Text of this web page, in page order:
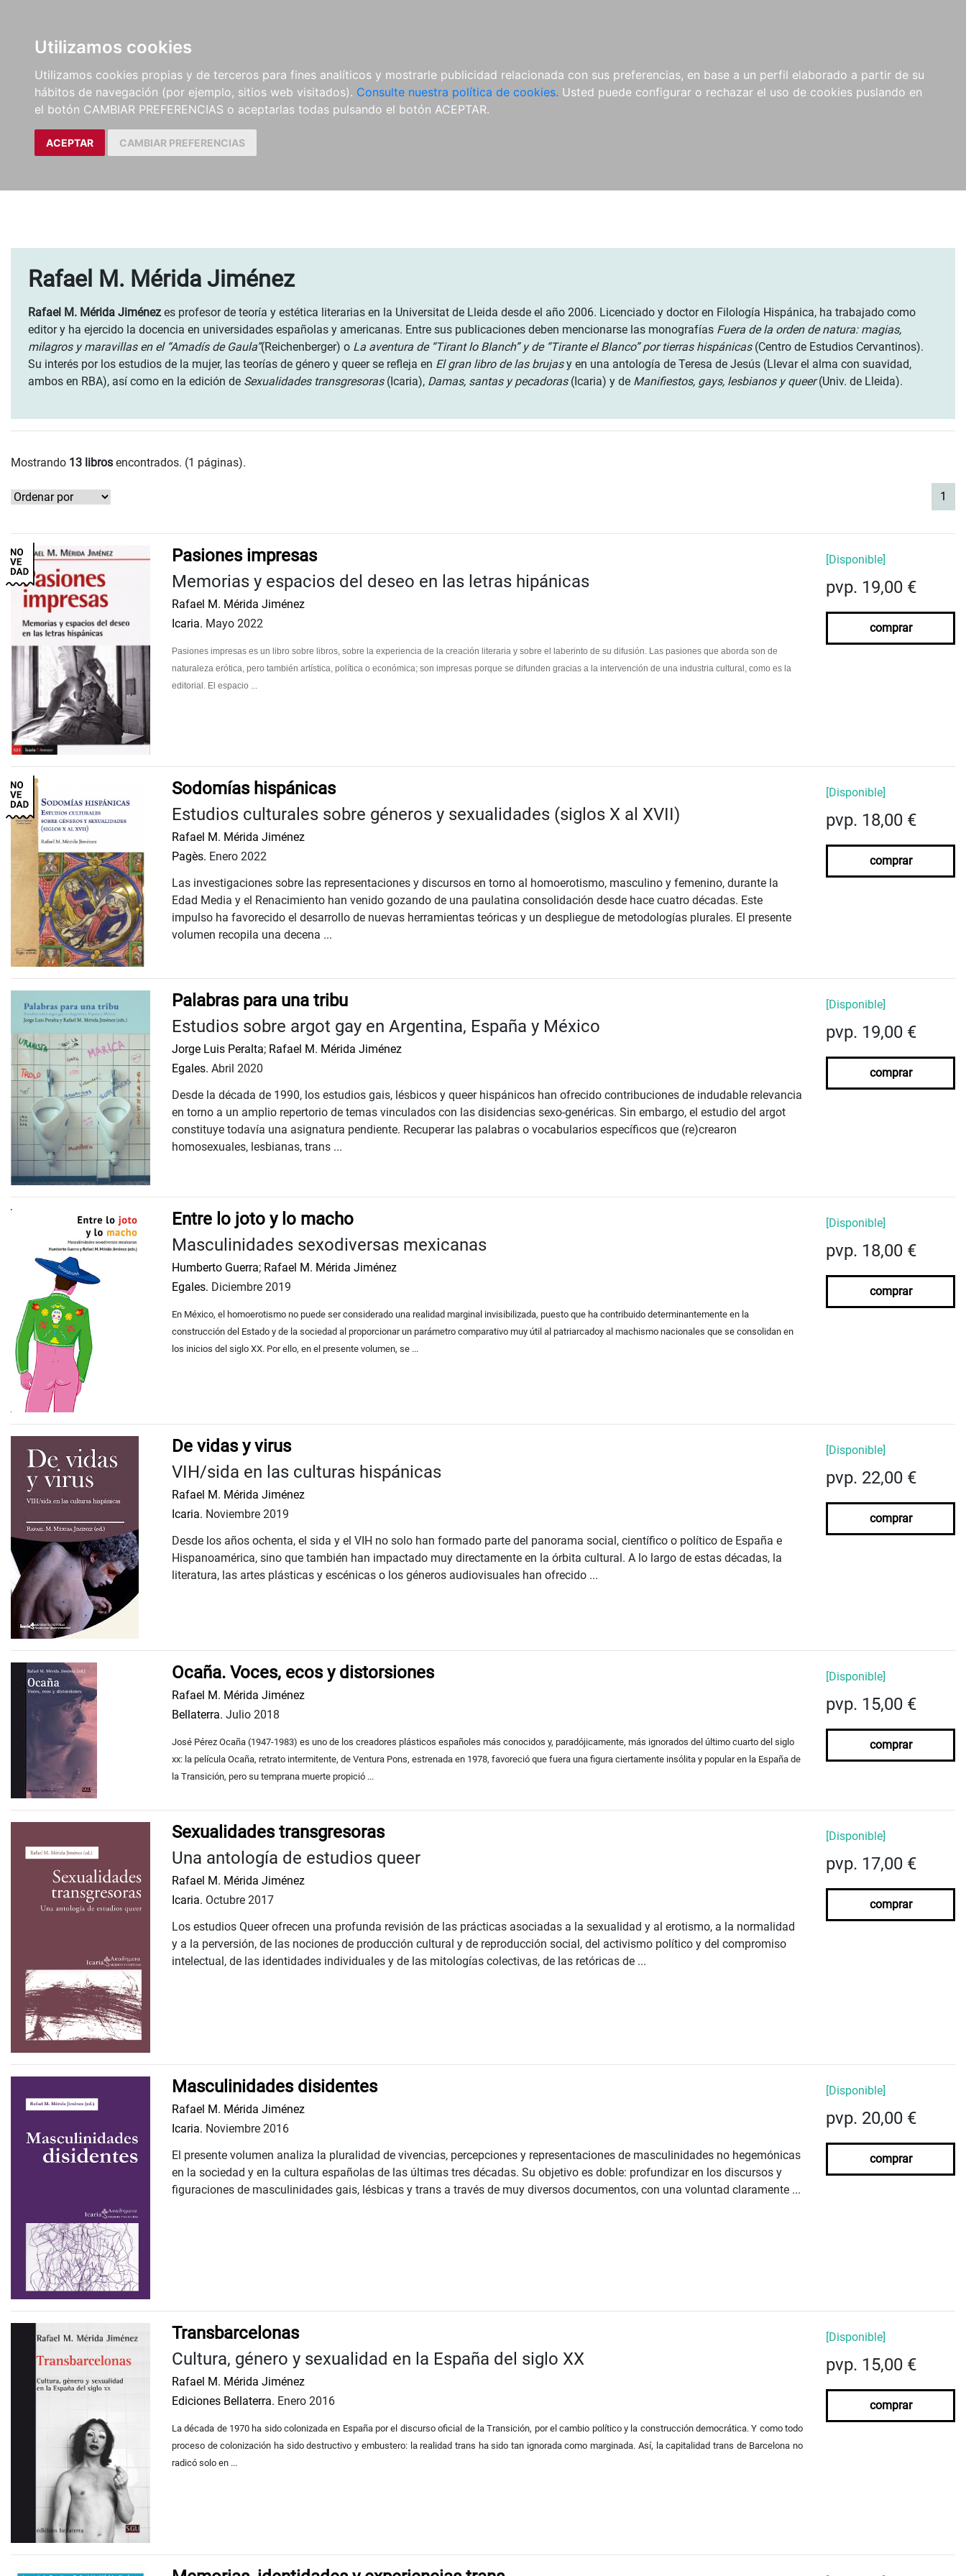
Utilizamos cookies
Utilizamos cookies propias y de terceros para fines analíticos y mostrarle publicidad relacionada con sus preferencias, en base a un perfil elaborado a partir de su
hábitos de navegación (por ejemplo, sitios web visitados). Consulte nuestra política de cookies. Usted puede configurar o rechazar el uso de cookies puslando en
el botón CAMBIAR PREFERENCIAS o aceptarlas todas pulsando el botón ACEPTAR.
ACEPTAR CAMBIAR PREFERENCIAS
Rafael M. Mérida Jiménez
Rafael M. Mérida Jiménez es profesor de teoría y estética literarias en la Universitat de Lleida desde el año 2006. Licenciado y doctor en Filología Hispánica, ha trabajado como
editor y ha ejercido la docencia en universidades españolas y americanas. Entre sus publicaciones deben mencionarse las monografías Fuera de la orden de natura: magias,
milagros y maravillas en el “Amadís de Gaula”(Reichenberger) o La aventura de “Tirant lo Blanch” y de “Tirante el Blanco” por tierras hispánicas(Centro de Estudios Cervantinos).
Su interés por los estudios de la mujer, las teorías de género y queer se refleja en El gran libro de las brujasy en una antología de Teresa de Jesús (Llevar el alma con suavidad,
ambos en RBA), así como en la edición de Sexualidades transgresoras(Icaria), Damas, santas y pecadoras(Icaria) y de Manifiestos, gays, lesbianos y queer(Univ. de Lleida).
Mostrando 13 libros encontrados. (1 páginas).
1
Pasiones impresas
Memorias y espacios del deseo en las letras hipánicas
Rafael M. Mérida Jiménez
Icaria. Mayo 2022
Pasiones impresas es un libro sobre libros, sobre la experiencia de la creación literaria y sobre el laberinto de su difusión. Las pasiones que aborda son de
naturaleza erótica, pero también artística, política o económica; son impresas porque se difunden gracias a la intervención de una industria cultural, como es la
editorial. El espacio ...
[Disponible]
pvp. 19,00 €
comprar
Sodomías hispánicas
Estudios culturales sobre géneros y sexualidades (siglos X al XVII)
Rafael M. Mérida Jiménez
Pagès. Enero 2022
Las investigaciones sobre las representaciones y discursos en torno al homoerotismo, masculino y femenino, durante la
Edad Media y el Renacimiento han venido gozando de una paulatina consolidación desde hace cuatro décadas. Este
impulso ha favorecido el desarrollo de nuevas herramientas teóricas y un despliegue de metodologías plurales. El presente
volumen recopila una decena ...
[Disponible]
pvp. 18,00 €
comprar
Palabras para una tribu
Estudios sobre argot gay en Argentina, España y México
Jorge Luis Peralta; Rafael M. Mérida Jiménez
Egales. Abril 2020
Desde la década de 1990, los estudios gais, lésbicos y queer hispánicos han ofrecido contribuciones de indudable relevancia
en torno a un amplio repertorio de temas vinculados con las disidencias sexo-genéricas. Sin embargo, el estudio del argot
constituye todavía una asignatura pendiente. Recuperar las palabras o vocabularios específicos que (re)crearon
homosexuales, lesbianas, trans ...
[Disponible]
pvp. 19,00 €
comprar
Entre lo joto y lo macho
Masculinidades sexodiversas mexicanas
Humberto Guerra; Rafael M. Mérida Jiménez
Egales. Diciembre 2019
En México, el homoerotismo no puede ser considerado una realidad marginal invisibilizada, puesto que ha contribuido determinantemente en la
construcción del Estado y de la sociedad al proporcionar un parámetro comparativo muy útil al patriarcadoy al machismo nacionales que se consolidan en
los inicios del siglo XX. Por ello, en el presente volumen, se ...
[Disponible]
pvp. 18,00 €
comprar
De vidas y virus
VIH/sida en las culturas hispánicas
Rafael M. Mérida Jiménez
Icaria. Noviembre 2019
Desde los años ochenta, el sida y el VIH no solo han formado parte del panorama social, científico o político de España e
Hispanoamérica, sino que también han impactado muy directamente en la órbita cultural. A lo largo de estas décadas, la
literatura, las artes plásticas y escénicas o los géneros audiovisuales han ofrecido ...
[Disponible]
pvp. 22,00 €
comprar
Ocaña. Voces, ecos y distorsiones
Rafael M. Mérida Jiménez
Bellaterra. Julio 2018
José Pérez Ocaña (1947-1983) es uno de los creadores plásticos españoles más conocidos y, paradójicamente, más ignorados del último cuarto del siglo
xx: la película Ocaña, retrato intermitente, de Ventura Pons, estrenada en 1978, favoreció que fuera una figura ciertamente insólita y popular en la España de
la Transición, pero su temprana muerte propició ...
[Disponible]
pvp. 15,00 €
comprar
Sexualidades transgresoras
Una antología de estudios queer
Rafael M. Mérida Jiménez
Icaria. Octubre 2017
Los estudios Queer ofrecen una profunda revisión de las prácticas asociadas a la sexualidad y al erotismo, a la normalidad
y a la perversión, de las nociones de producción cultural y de reproducción social, del activismo político y del compromiso
intelectual, de las identidades individuales y de las mitologías colectivas, de las retóricas de ...
[Disponible]
pvp. 17,00 €
comprar
Masculinidades disidentes
Rafael M. Mérida Jiménez
Icaria. Noviembre 2016
El presente volumen analiza la pluralidad de vivencias, percepciones y representaciones de masculinidades no hegemónicas
en la sociedad y en la cultura españolas de las últimas tres décadas. Su objetivo es doble: profundizar en los discursos y
figuraciones de masculinidades gais, lésbicas y trans a través de muy diversos documentos, con una voluntad claramente ...
[Disponible]
pvp. 20,00 €
comprar
Transbarcelonas
Cultura, género y sexualidad en la España del siglo XX
Rafael M. Mérida Jiménez
Ediciones Bellaterra. Enero 2016
La década de 1970 ha sido colonizada en España por el discurso oficial de la Transición, por el cambio político y la construcción democrática. Y como todo
proceso de colonización ha sido destructivo y embustero: la realidad trans ha sido tan ignorada como marginada. Así, la capitalidad trans de Barcelona no
radicó solo en ...
[Disponible]
pvp. 15,00 €
comprar